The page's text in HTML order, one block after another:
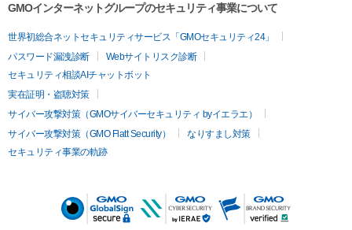
GMOインターネットグループのセキュリティ事業について
世界初総合ネットセキュリティサービス「GMOセキュリティ24」
パスワード漏洩診断
Webサイトリスク診断
セキュリティ相談AIチャットボット
実在証明・盗聴対策
サイバー攻撃対策（GMOサイバーセキュリティ byイエラエ）
サイバー攻撃対策（GMO Flatt Security）
なりすまし対策
セキュリティ事業の軌跡